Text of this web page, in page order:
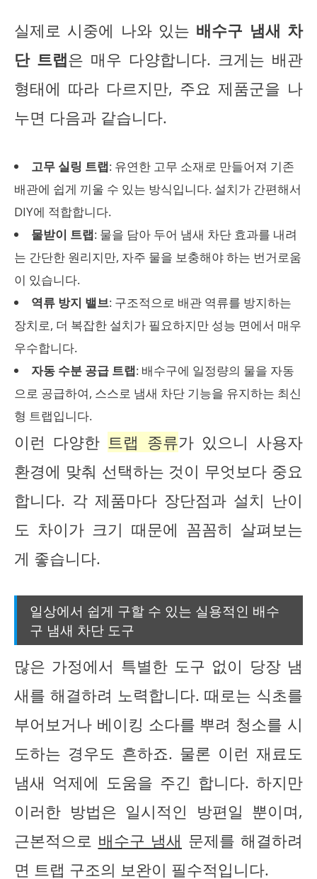
실제로 시중에 나와 있는 배수구 냄새 차
단 트랩은 매우 다양합니다. 크게는 배관
형태에 따라 다르지만, 주요 제품군을 나
누면 다음과 같습니다.
고무 실링 트랩: 유연한 고무 소재로 만들어져 기존
배관에 쉽게 끼울 수 있는 방식입니다. 설치가 간편해서
DIY에 적합합니다.
물받이 트랩: 물을 담아 두어 냄새 차단 효과를 내려
는 간단한 원리지만, 자주 물을 보충해야 하는 번거로움
이 있습니다.
역류 방지 밸브: 구조적으로 배관 역류를 방지하는
장치로, 더 복잡한 설치가 필요하지만 성능 면에서 매우
우수합니다.
자동 수분 공급 트랩: 배수구에 일정량의 물을 자동
으로 공급하여, 스스로 냄새 차단 기능을 유지하는 최신
형 트랩입니다.
이런 다양한 트랩 종류가 있으니 사용자
환경에 맞춰 선택하는 것이 무엇보다 중요
합니다. 각 제품마다 장단점과 설치 난이
도 차이가 크기 때문에 꼼꼼히 살펴보는
게 좋습니다.
일상에서 쉽게 구할 수 있는 실용적인 배수
구 냄새 차단 도구
많은 가정에서 특별한 도구 없이 당장 냄
새를 해결하려 노력합니다. 때로는 식초를
부어보거나 베이킹 소다를 뿌려 청소를 시
도하는 경우도 흔하죠. 물론 이런 재료도
냄새 억제에 도움을 주긴 합니다. 하지만
이러한 방법은 일시적인 방편일 뿐이며,
근본적으로 배수구 냄새 문제를 해결하려
면 트랩 구조의 보완이 필수적입니다.